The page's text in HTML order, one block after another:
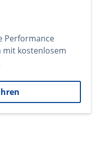
Performance
mit kostenlosem